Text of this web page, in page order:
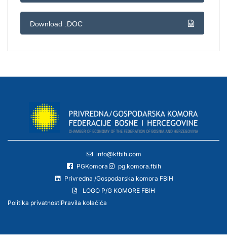
Download .DOC
info@kfbih.com
PGKomora
pg.komora.fbih
Privredna /Gospodarska komora FBiH
LOGO P/G KOMORE FBIH
Politika privatnostiPravila kolačića